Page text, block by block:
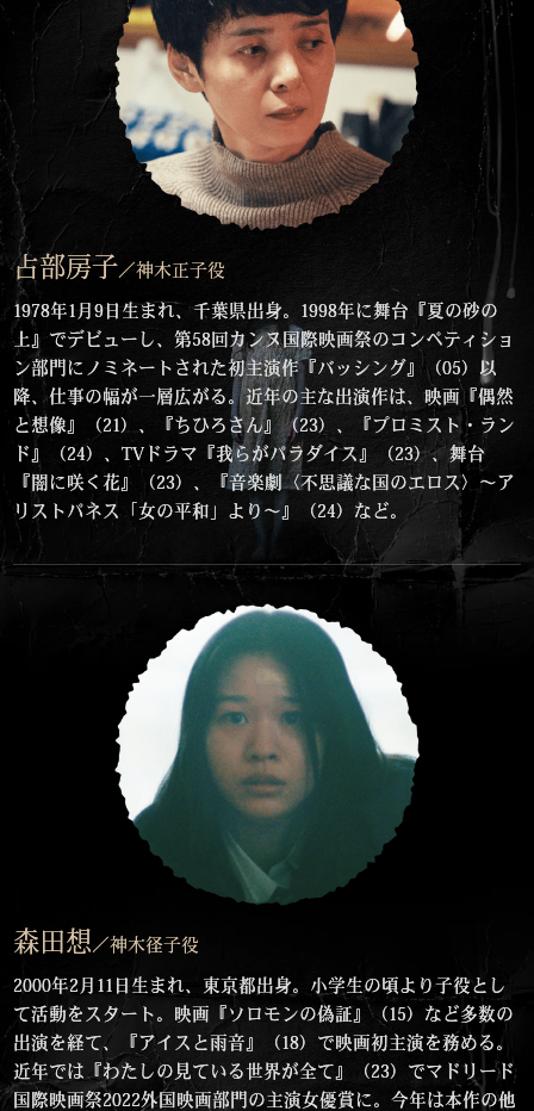
占部房子／神木正子役
1978年1月9日生まれ、千葉県出身。1998年に舞台『夏の砂の
上』でデビューし、第58回カンヌ国際映画祭のコンペティショ
ン部門にノミネートされた初主演作『バッシング』（05）以
降、仕事の幅が一層広がる。近年の主な出演作は、映画『偶然
と想像』（21）、『ちひろさん』（23）、『プロミスト・ラン
ド』（24）、TVドラマ『我らがパラダイス』（23）、舞台
『闇に咲く花』（23）、『音楽劇〈不思議な国のエロス〉〜ア
リストパネス「女の平和」より〜』（24）など。
森田想 ／神木径子役
2000年2月11日生まれ、東京都出身。小学生の頃より子役とし
て活動をスタート。映画『ソロモンの偽証』（15）など多数の
出演を経て、『アイスと雨音』（18）で映画初主演を務める。
近年では『わたしの見ている世界が全て』（23）でマドリード
国際映画祭2022外国映画部門の主演女優賞に。今年は本作の他